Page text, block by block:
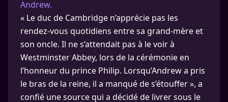
Andrew.
« Le duc de Cambridge n’apprécie pas les
rendez-vous quotidiens entre sa grand-mère et
son oncle. Il ne s’attendait pas à le voir à
Westminster Abbey, lors de la cérémonie en
l’honneur du prince Philip. Lorsqu’Andrew a pris
le bras de la reine, il a manqué de s’étouffer », a
confié une source qui a décidé de livrer sous le